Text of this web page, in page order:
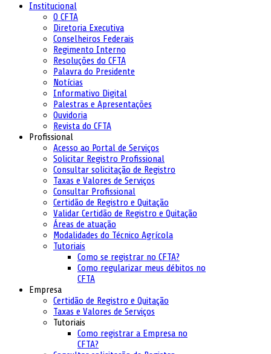
Institucional
O CFTA
Diretoria Executiva
Conselheiros Federais
Regimento Interno
Resoluções do CFTA
Palavra do Presidente
Notícias
Informativo Digital
Palestras e Apresentações
Ouvidoria
Revista do CFTA
Profissional
Acesso ao Portal de Serviços
Solicitar Registro Profissional
Consultar solicitação de Registro
Taxas e Valores de Serviços
Consultar Profissional
Certidão de Registro e Quitação
Validar Certidão de Registro e Quitação
Áreas de atuação
Modalidades do Técnico Agrícola
Tutoriais
Como se registrar no CFTA?
Como regularizar meus débitos no
CFTA
Empresa
Certidão de Registro e Quitação
Taxas e Valores de Serviços
Tutoriais
Como registrar a Empresa no
CFTA?